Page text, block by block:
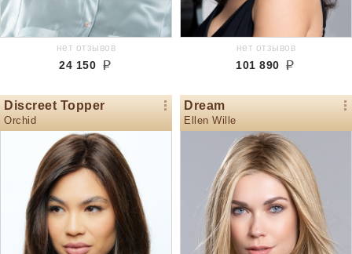
нет отзывов
24 150
нет отзывов
101 890
Discreet Topper
Orchid
Dream
Ellen Wille